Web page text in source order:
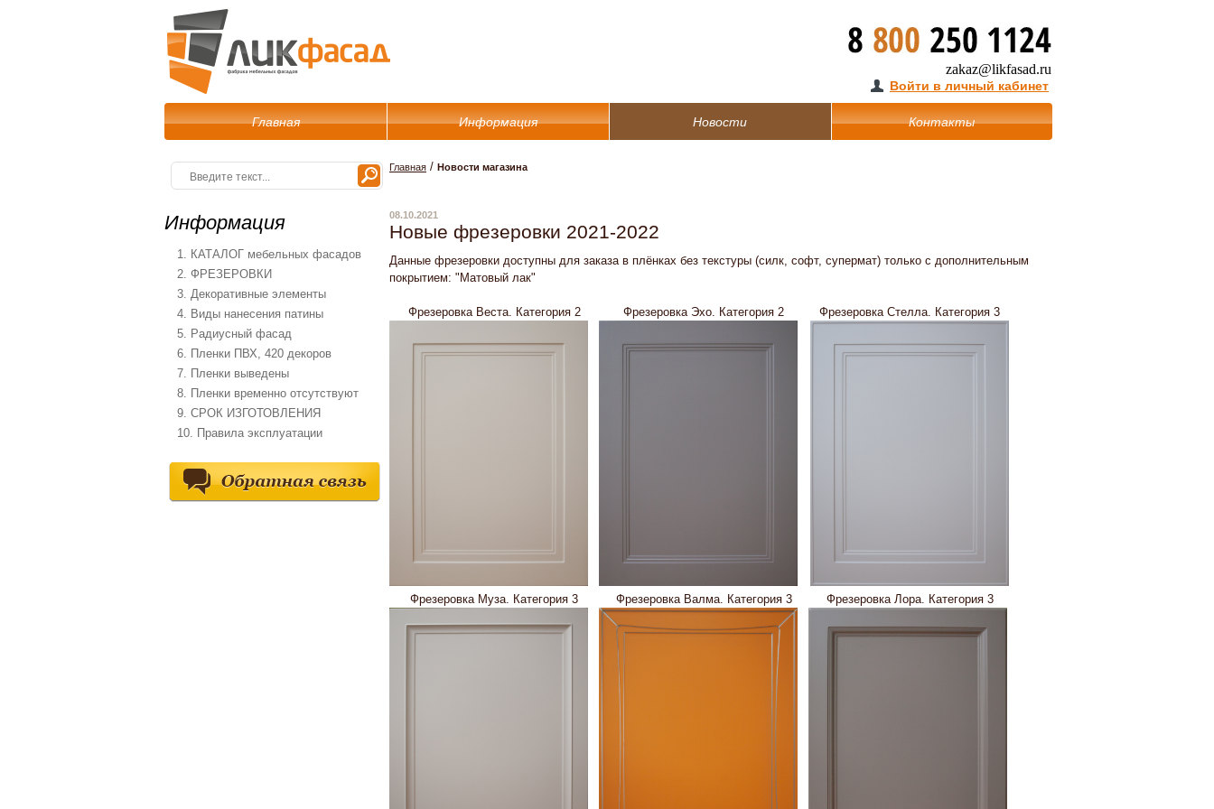
zakaz@likfasad.ru
Войти в личный кабинет
Главная Информация Новости Контакты
Информация
1. КАТАЛОГ мебельных фасадов
2. ФРЕЗЕРОВКИ
3. Декоративные элементы
4. Виды нанесения патины
5. Радиусный фасад
6. Пленки ПВХ, 420 декоров
7. Пленки выведены
8. Пленки временно отсутствуют
9. СРОК ИЗГОТОВЛЕНИЯ
10. Правила эксплуатации
Главная / Новости магазина
08.10.2021
Новые фрезеровки 2021-2022
Данные фрезеровки доступны для заказа в плёнках без текстуры (силк, софт, супермат) только с дополнительным
покрытием: "Матовый лак"
Фрезеровка Веста. Категория 2 Фрезеровка Эхо. Категория 2 Фрезеровка Стелла. Категория 3
Фрезеровка Муза. Категория 3 Фрезеровка Валма. Категория 3 Фрезеровка Лора. Категория 3